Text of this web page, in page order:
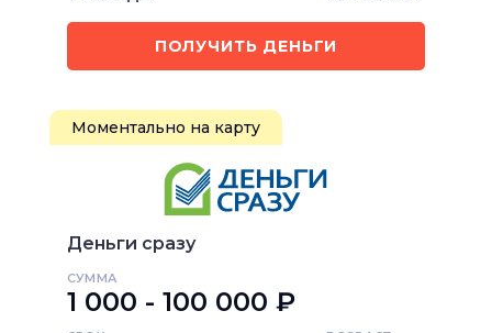
ПОЛУЧИТЬ ДЕНЬГИ
Моментально на карту
Деньги сразу
СУММА
1 000 - 100 000 ₽